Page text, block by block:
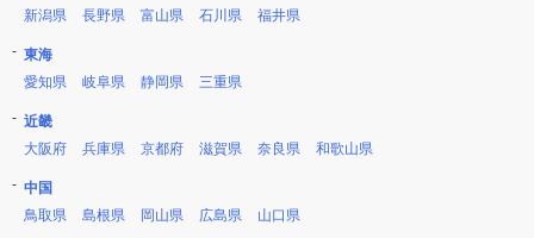
新潟県
長野県 富山県 石川県 福井県
東海
愛知県
岐阜県 静岡県 三重県
近畿
大阪府
兵庫県 京都府 滋賀県 奈良県 和歌山県
中国
鳥取県
島根県 岡山県 広島県 山口県